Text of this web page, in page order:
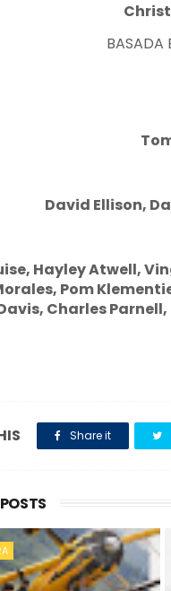
BASADA
David Ellison,
Hayley Atwell,
Pom
Charles
Share it